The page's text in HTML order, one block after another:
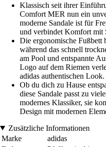
Klassisch seit ihrer
Comfort MER nun ein
moderne Sandale ist für
und verbindet Komfort mit
Die ergonomische Fußbett
während das schnell
am Pool und entspannte
Logo auf dem Riemen
adidas authentischen Look.
Ob du dich zu Hause
diese Sandale passt zu
modernes Klassiker, sie
Design mit modernen
Zusätzliche Informationen
Marke
adidas